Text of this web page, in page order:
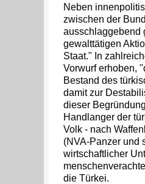
Neben
zwischen der
ausschlaggebend
gewalttätigen
Staat." In
Vorwurf erhoben,
Bestand des
damit zur
dieser
Handlanger der
Volk - nach
(NVA-Panzer und
wirtschaftlicher
die Türkei.